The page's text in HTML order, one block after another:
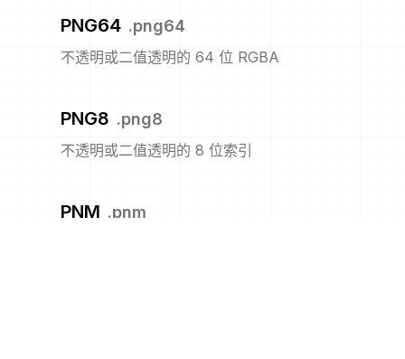
PNG64 .png64
不透明或二值透明的 64 位 RGBA
PNG8 .png8
不透明或二值透明的 8 位索引
PNM .pnm